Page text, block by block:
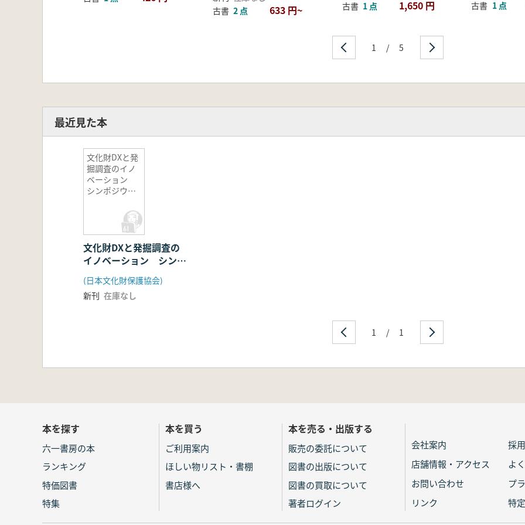
古書 2 点 633 円~
古書 1 点 1,650 円
古書 1 点
1 / 5
最近見た本
文化財DXと発
掘調査のイノ
ベーション
シンポジウ
文化財DXと発掘調査の
イノベーション シンポ
ジウム 記録集
(日本文化財保護協会)
新刊 在庫なし
1 / 1
本を探す
六一書房の本
ランキング
特価図書
特集
本を買う
ご利用案内
ほしい物リスト・書棚
書店様へ
本を売る・出版する
販売の委託について
図書の出版について
図書の買取について
著者ログイン
会社案内
採
店舗情報・アクセス
よ
お問い合わせ
プ
リンク
特